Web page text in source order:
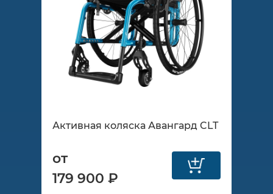
Активная коляска Авангард CLT
от
179 900 ₽